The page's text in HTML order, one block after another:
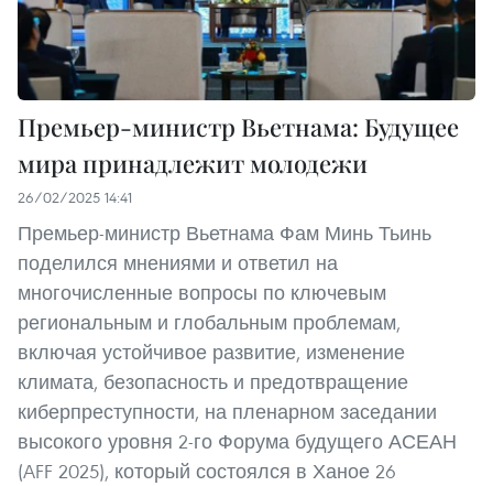
Премьер-министр Вьетнама: Будущее
мира принадлежит молодежи
26/02/2025 14:41
Премьер-министр Вьетнама Фам Минь Тьинь
поделился мнениями и ответил на
многочисленные вопросы по ключевым
региональным и глобальным проблемам,
включая устойчивое развитие, изменение
климата, безопасность и предотвращение
киберпреступности, на пленарном заседании
высокого уровня 2-го Форума будущего АСЕАН
(AFF 2025), который состоялся в Ханое 26